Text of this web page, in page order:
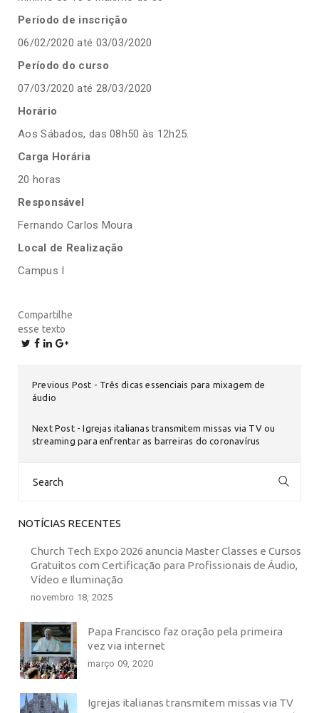
Período de inscrição
06/02/2020 até 03/03/2020
Período do curso
07/03/2020 até 28/03/2020
Horário
Aos Sábados, das 08h50 às 12h25.
Carga Horária
20 horas
Responsável
Fernando Carlos Moura
Local de Realização
Campus I
Compartilhe
esse texto
Previous Post
Três dicas essenciais para mixagem de
áudio
Next Post
Igrejas italianas transmitem missas via TV ou
streaming para enfrentar as barreiras do coronavírus
NOTÍCIAS RECENTES
Church Tech Expo 2026 anuncia Master Classes e Cursos
Gratuitos com Certificação para Profissionais de Áudio,
Vídeo e Iluminação
novembro 18, 2025
Papa Francisco faz oração pela primeira
vez via internet
março 09, 2020
Igrejas italianas transmitem missas via TV